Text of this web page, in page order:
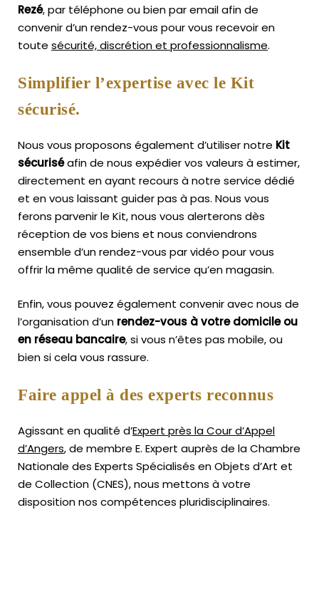
Rezé, par téléphone ou bien par email afin de
convenir d’un rendez-vous pour vous recevoir en
toute sécurité, discrétion et professionnalisme.
Simplifier l’expertise avec le Kit
sécurisé.
Nous vous proposons également d’utiliser notre Kit
sécuriséafin de nous expédier vos valeurs à estimer,
directement en ayant recours à notre service dédié
et en vous laissant guider pas à pas. Nous vous
ferons parvenir le Kit, nous vous alerterons dès
réception de vos biens et nous conviendrons
ensemble d’un rendez-vous par vidéo pour vous
offrir la même qualité de service qu’en magasin.
Enfin, vous pouvez également convenir avec nous de
l’organisation d’un rendez-vous à votre domicile ou
en réseau bancaire, si vous n’êtes pas mobile, ou
bien si cela vous rassure.
Faire appel à des experts reconnus
Agissant en qualité d’Expert près la Cour d’Appel
d’Angers, de membre E. Expert auprès de laChambre
Nationale des Experts Spécialisés en Objets d’Art et
de Collection (CNES),nous mettons à votre
disposition nos compétences pluridisciplinaires.